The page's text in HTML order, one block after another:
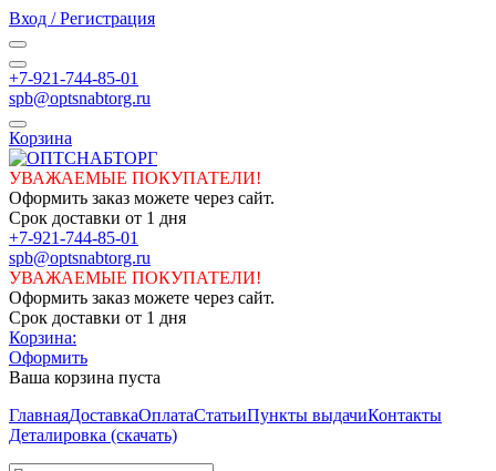
Вход / Регистрация
+7-921-744-85-01
spb@optsnabtorg.ru
Корзина
УВАЖАЕМЫЕ ПОКУПАТЕЛИ!
Оформить заказ можете через сайт.
Срок доставки от 1 дня
+7-921-744-85-01
spb@optsnabtorg.ru
УВАЖАЕМЫЕ ПОКУПАТЕЛИ!
Оформить заказ можете через сайт.
Срок доставки от 1 дня
Корзина:
Оформить
Ваша корзина пуста
ГлавнаяДоставкаОплатаСтатьиПункты выдачиКонтакты
Деталировка (скачать)